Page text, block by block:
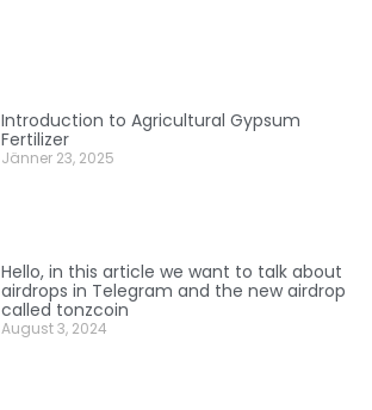
Introduction to Agricultural Gypsum
Fertilizer
Jänner 23, 2025
Hello, in this article we want to talk about
airdrops in Telegram and the new airdrop
called tonzcoin
August 3, 2024